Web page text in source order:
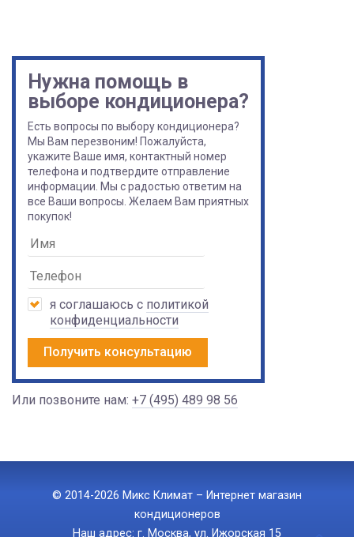
Нужна помощь в
выборе кондиционера?
Есть вопросы по выбору кондиционера?
Мы Вам перезвоним! Пожалуйста,
укажите Ваше имя, контактный номер
телефона и подтвердите отправление
информации. Мы с радостью ответим на
все Ваши вопросы. Желаем Вам приятных
покупок!
я соглашаюсь с политикой
конфиденциальности
Получить консультацию
Или позвоните нам: +7 (495) 489 98 56
© 2014-2026 Микс Климат – Интернет магазин
кондиционеров
Наш адрес: г. Москва, ул. Ижорская 15